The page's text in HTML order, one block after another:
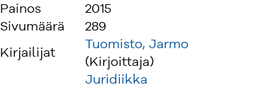
Painos
2015
Sivumäärä
289
Kirjailijat
Tuomisto, Jarmo
(Kirjoittaja)
Juridiikka